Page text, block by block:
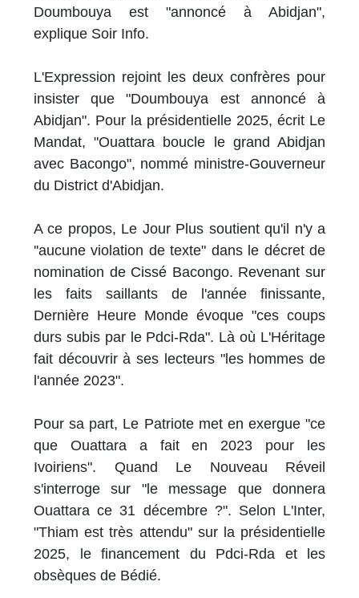
Doumbouya est "annoncé à Abidjan",
explique Soir Info.
L'Expression rejoint les deux confrères pour
insister que "Doumbouya est annoncé à
Abidjan". Pour la présidentielle 2025, écrit Le
Mandat, "Ouattara boucle le grand Abidjan
avec Bacongo", nommé ministre-Gouverneur
du District d'Abidjan.
A ce propos, Le Jour Plus soutient qu'il n'y a
''aucune violation de texte" dans le décret de
nomination de Cissé Bacongo. Revenant sur
les faits saillants de l'année finissante,
Dernière Heure Monde évoque "ces coups
durs subis par le Pdci-Rda". Là où L'Héritage
fait découvrir à ses lecteurs "les hommes de
l'année 2023".
Pour sa part, Le Patriote met en exergue "ce
que Ouattara a fait en 2023 pour les
Ivoiriens". Quand Le Nouveau Réveil
s'interroge sur "le message que donnera
Ouattara ce 31 décembre ?". Selon L'Inter,
"Thiam est très attendu" sur la présidentielle
2025, le financement du Pdci-Rda et les
obsèques de Bédié.